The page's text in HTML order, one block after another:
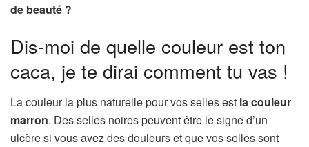
de beauté ?
Dis-moi de quelle couleur est ton
caca, je te dirai comment tu vas !
La couleur la plus naturelle pour vos selles est la couleur
marron. Des selles noires peuvent être le signe d’un
ulcère si vous avez des douleurs et que vos selles sont